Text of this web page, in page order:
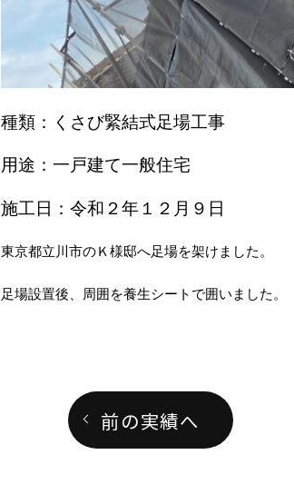
種類：くさび緊結式足場工事
用途：一戸建て一般住宅
施工日：令和２年１２月９日
東京都立川市のＫ様邸へ足場を架けました。
足場設置後、周囲を養生シートで囲いました。
前の実績へ